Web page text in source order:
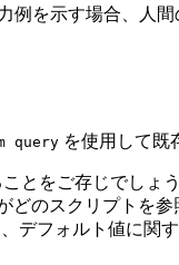
を示す場合、人
query を使用して既
とをご存じでし
のスクリプトを
フォルト値に関